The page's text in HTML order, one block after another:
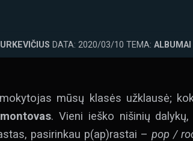
DATA: 2020/03/10 TEMA: ALBUMAI
mūsų klasės užklausė;
. Vieni ieško nišinių
pasirinkau p(ap)rastai – pop /